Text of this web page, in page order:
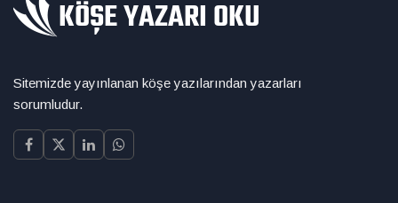
Sitemizde yayınlanan köşe yazılarından yazarları
sorumludur.